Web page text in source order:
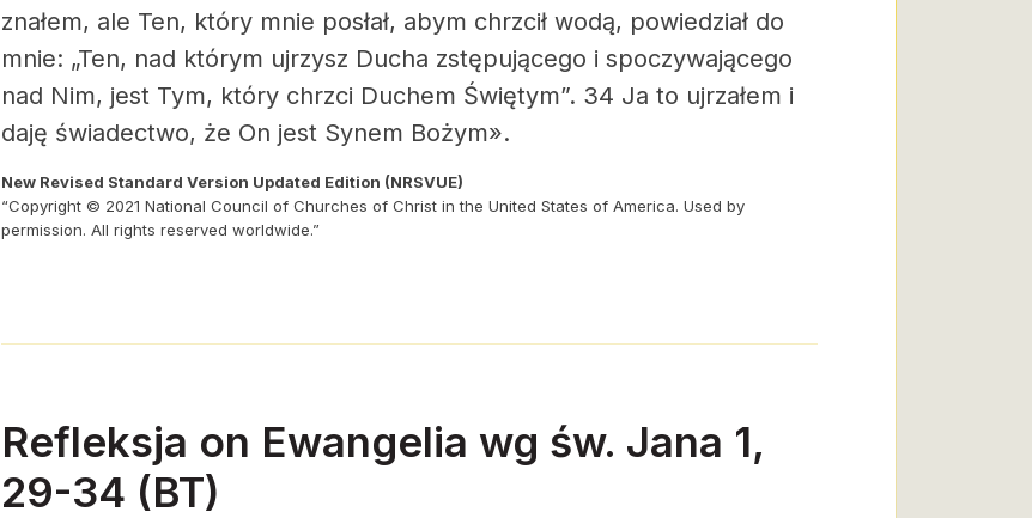
znałem, ale Ten, który mnie posłał, abym chrzcił wodą, powiedział do
mnie: „Ten, nad którym ujrzysz Ducha zstępującego i spoczywającego
nad Nim, jest Tym, który chrzci Duchem Świętym”. 34 Ja to ujrzałem i
daję świadectwo, że On jest Synem Bożym».
New Revised Standard Version Updated Edition (NRSVUE)
“Copyright © 2021 National Council of Churches of Christ in the United States of America. Used by
permission. All rights reserved worldwide.”
Refleksja on Ewangelia wg św. Jana 1,
29-34 (BT)